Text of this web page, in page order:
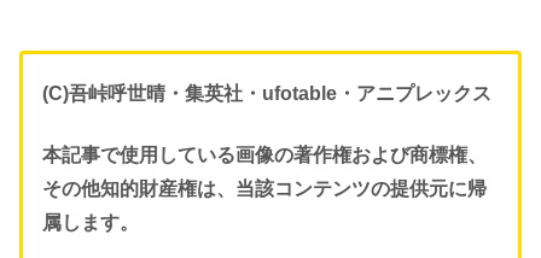
(C)吾峠呼世晴・集英社・ufotable・アニプレックス
本記事で使用している画像の著作権および商標権、
その他知的財産権は、当該コンテンツの提供元に帰
属します。